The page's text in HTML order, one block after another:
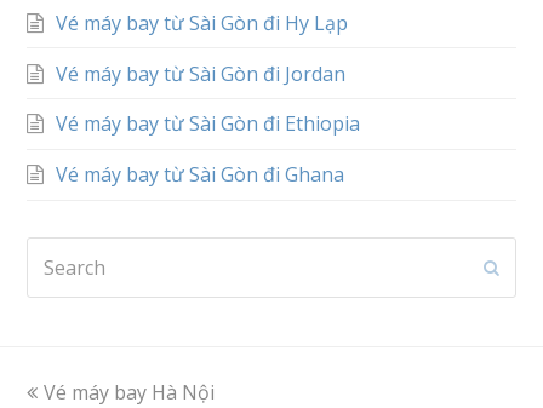
Vé máy bay từ Sài Gòn đi Hy Lạp
Vé máy bay từ Sài Gòn đi Jordan
Vé máy bay từ Sài Gòn đi Ethiopia
Vé máy bay từ Sài Gòn đi Ghana
previous
Vé máy bay Hà Nội